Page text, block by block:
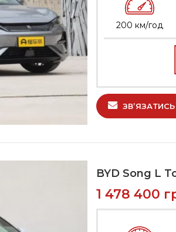
200 км/год
ЗВ’ЯЗАТИСЬ
BYD Song L
1 478 400